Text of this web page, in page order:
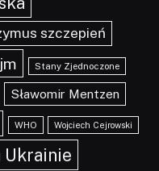
szczepień
Stany Zjednoczone
Sławomir Mentzen
WHO Wojciech Cejrowski
Ukrainie